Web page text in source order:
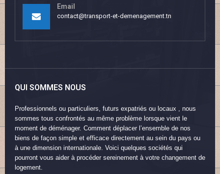
Email
contact@transport-et-demenagement.tn
QUI SOMMES NOUS
Professionnels ou particuliers, futurs expatriés ou locaux , nous
sommes tous confrontés au même problème lorsque vient le
moment de déménager. Comment déplacer l’ensemble de nos
biens de façon simple et efficace directement au sein du pays ou
à une dimension internationale. Voici quelques sociétés qui
pourront vous aider à procéder sereinement à votre changement de
logement.